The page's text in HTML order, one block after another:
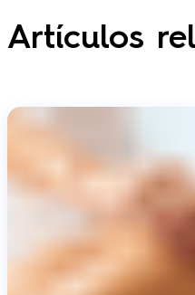
Artículos